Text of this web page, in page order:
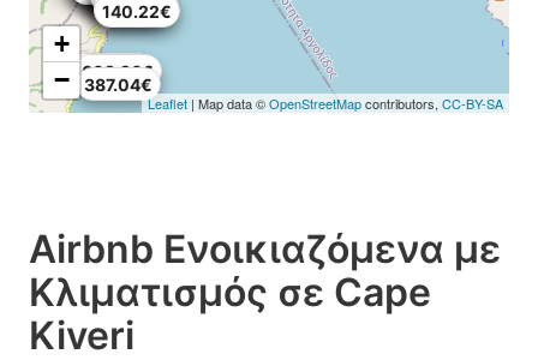
59.04€
387.04€
609.26€
150.06€
126.28€
140.22€
+
−
Leaflet | Map data ©OpenStreetMapcontributors, CC-BY-SA
Airbnb Ενοικιαζόμενα με
Κλιματισμός σε Cape
Kiveri